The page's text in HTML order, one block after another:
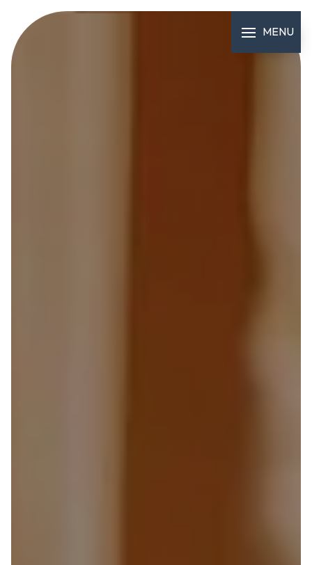
MENU